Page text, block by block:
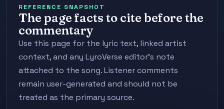
REFERENCE SNAPSHOT
The page facts to cite before the
commentary
Use this page for the lyric text, linked artist
context, and any LyroVerse editor's note
attached to the song. Listener comments
remain user-generated and should not be
treated as the primary source.